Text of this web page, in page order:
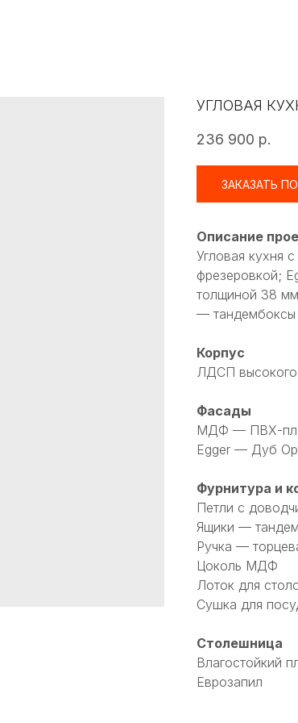
УГЛОВАЯ
236 900 р.
ЗАКАЗАТЬ
Описание
Угловая
фрезеровкой;
толщиной 38
—
Корпус
ЛДСП высокого
Фасады
МДФ — ПВХ-
Egger — Дуб
Фурнитура и
Петли с
Ящики —
Ручка —
Цоколь МДФ
Лоток для
Сушка для
Столешница
Влагостойкий
Еврозапил